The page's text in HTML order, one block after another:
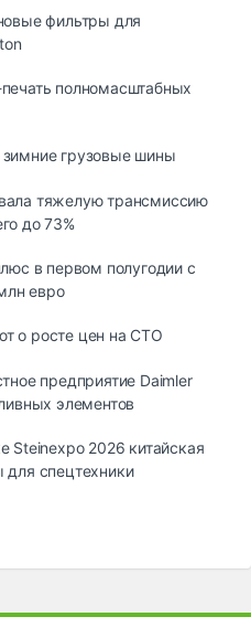
фильтры для
полномасштабных
грузовые шины
тяжелую трансмиссию
до 73%
в первом полугодии с
евро
о росте цен на СТО
предприятие Daimler
элементов
Steinexpo 2026 китайская
спецтехники